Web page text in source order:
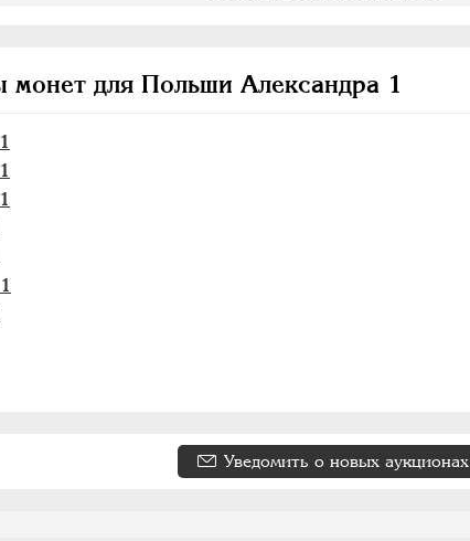
монет для Польши Александра 1
Уведомить о новых аукционах